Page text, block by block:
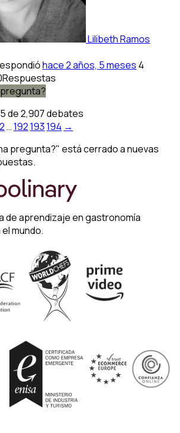
Lilibeth Ramos
hace 2 años, 5 meses 4
de 2,907 debates
…192193194 →
pregunta?" está cerrado a nuevas
de aprendizaje en gastronomía
mundo.